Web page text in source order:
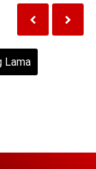
Lama